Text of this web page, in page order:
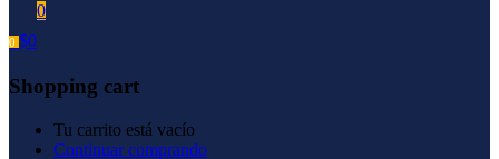
0
0 $0
Shopping cart
Tu carrito está vacío
Continuar comprando